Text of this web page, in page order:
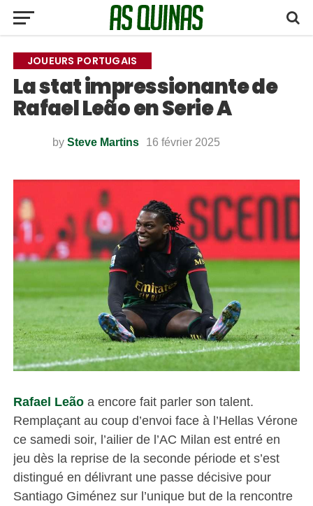
JOUEURS PORTUGAIS
La stat impressionante de
Rafael Leão en Serie A
by Steve Martins 16 février 2025
Rafael Leãoa encore fait parler son talent.
Remplaçant au coup d’envoi face à l’Hellas Vérone
ce samedi soir, l’ailier de l’AC Milan est entré en
jeu dès la reprise de la seconde période et s’est
distingué en délivrant une passe décisive pour
Santiago Giménez sur l’unique but de la rencontre